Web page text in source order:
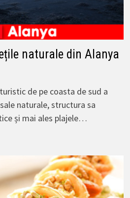
naturale din Alanya
de pe coasta de sud a
naturale, structura sa
și mai ales plajele…